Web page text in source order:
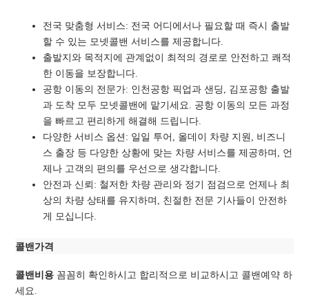
전국 맞춤형 서비스: 전국 어디에서나 필요할 때 즉시 출발
할 수 있는 모넷콜밴 서비스를 제공합니다.
출발지와 목적지에 관계없이 최적의 경로로 안전하고 쾌적
한 이동을 보장합니다.
공항 이동의 전문가: 인천공항 픽업과 샌딩, 김포공항 출발
과 도착 모두 모넷콜밴에 맡기세요. 공항 이동의 모든 과정
을 빠르고 편리하게 해결해 드립니다.
다양한 서비스 옵션: 일일 투어, 올데이 차량 지원, 비즈니
스 출장 등 다양한 상황에 맞는 차량 서비스를 제공하며, 언
제나 고객의 편의를 우선으로 생각합니다.
안전과 신뢰: 철저한 차량 관리와 정기 점검으로 언제나 최
상의 차량 상태를 유지하며, 친절한 전문 기사들이 안전하
게 모십니다.
콜밴가격
콜밴비용 꼼꼼히 확인하시고 합리적으로 비교하시고 콜밴예약 하
세요.